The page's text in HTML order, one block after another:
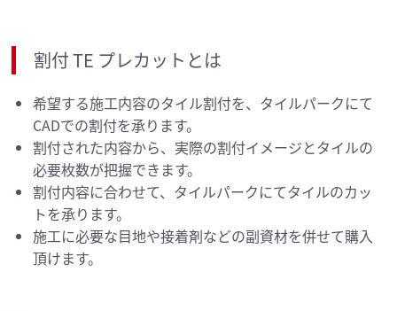
割付 TE プレカットとは
希望する施工内容のタイル割付を、タイルパークにて
CADでの割付を承ります。
割付された内容から、実際の割付イメージとタイルの
必要枚数が把握できます。
割付内容に合わせて、タイルパークにてタイルのカッ
トを承ります。
施工に必要な目地や接着剤などの副資材を併せて購入
頂けます。